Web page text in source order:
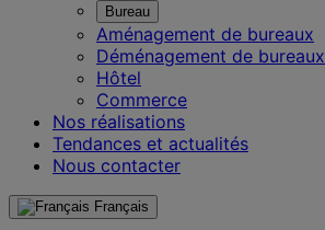
Bureau
Aménagement de bureaux
Déménagement de bureaux
Hôtel
Commerce
Nos réalisations
Tendances et actualités
Nous contacter
Français